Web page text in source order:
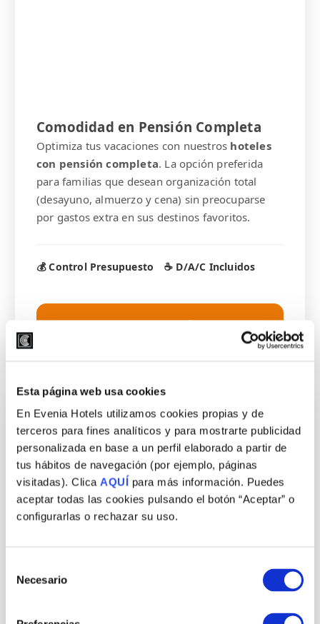
Esta página web usa cookies
En Evenia Hotels utilizamos cookies propias y de
terceros para fines analíticos y para mostrarte publicidad
personalizada en base a un perfil elaborado a partir de
tus hábitos de navegación (por ejemplo, páginas
visitadas). Clica AQUÍ para más información. Puedes
aceptar todas las cookies pulsando el botón “Aceptar” o
configurarlas o rechazar su uso.
Necesario
Comodidad en Pensión Completa
Optimiza tus vacaciones con nuestros hoteles
con pensión completa. La opción preferida
para familias que desean organización total
(desayuno, almuerzo y cena) sin preocuparse
por gastos extra en sus destinos favoritos.
💰 Control Presupuesto ☕ D/A/C Incluidos
Ver Hoteles con Pensión Completa